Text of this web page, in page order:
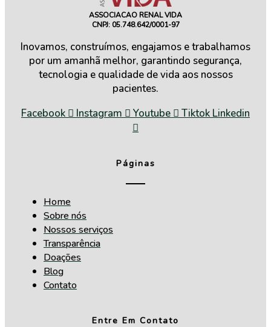
ASSOCIACAO RENAL VIDA
CNPJ: 05.748.642/0001-97
Inovamos, construímos, engajamos e trabalhamos
por um amanhã melhor, garantindo segurança,
tecnologia e qualidade de vida aos nossos
pacientes.
Facebook
Instagram Youtube Tiktok Linkedin
Páginas
Home
Sobre nós
Nossos serviços
Transparência
Doações
Blog
Contato
Entre Em Contato